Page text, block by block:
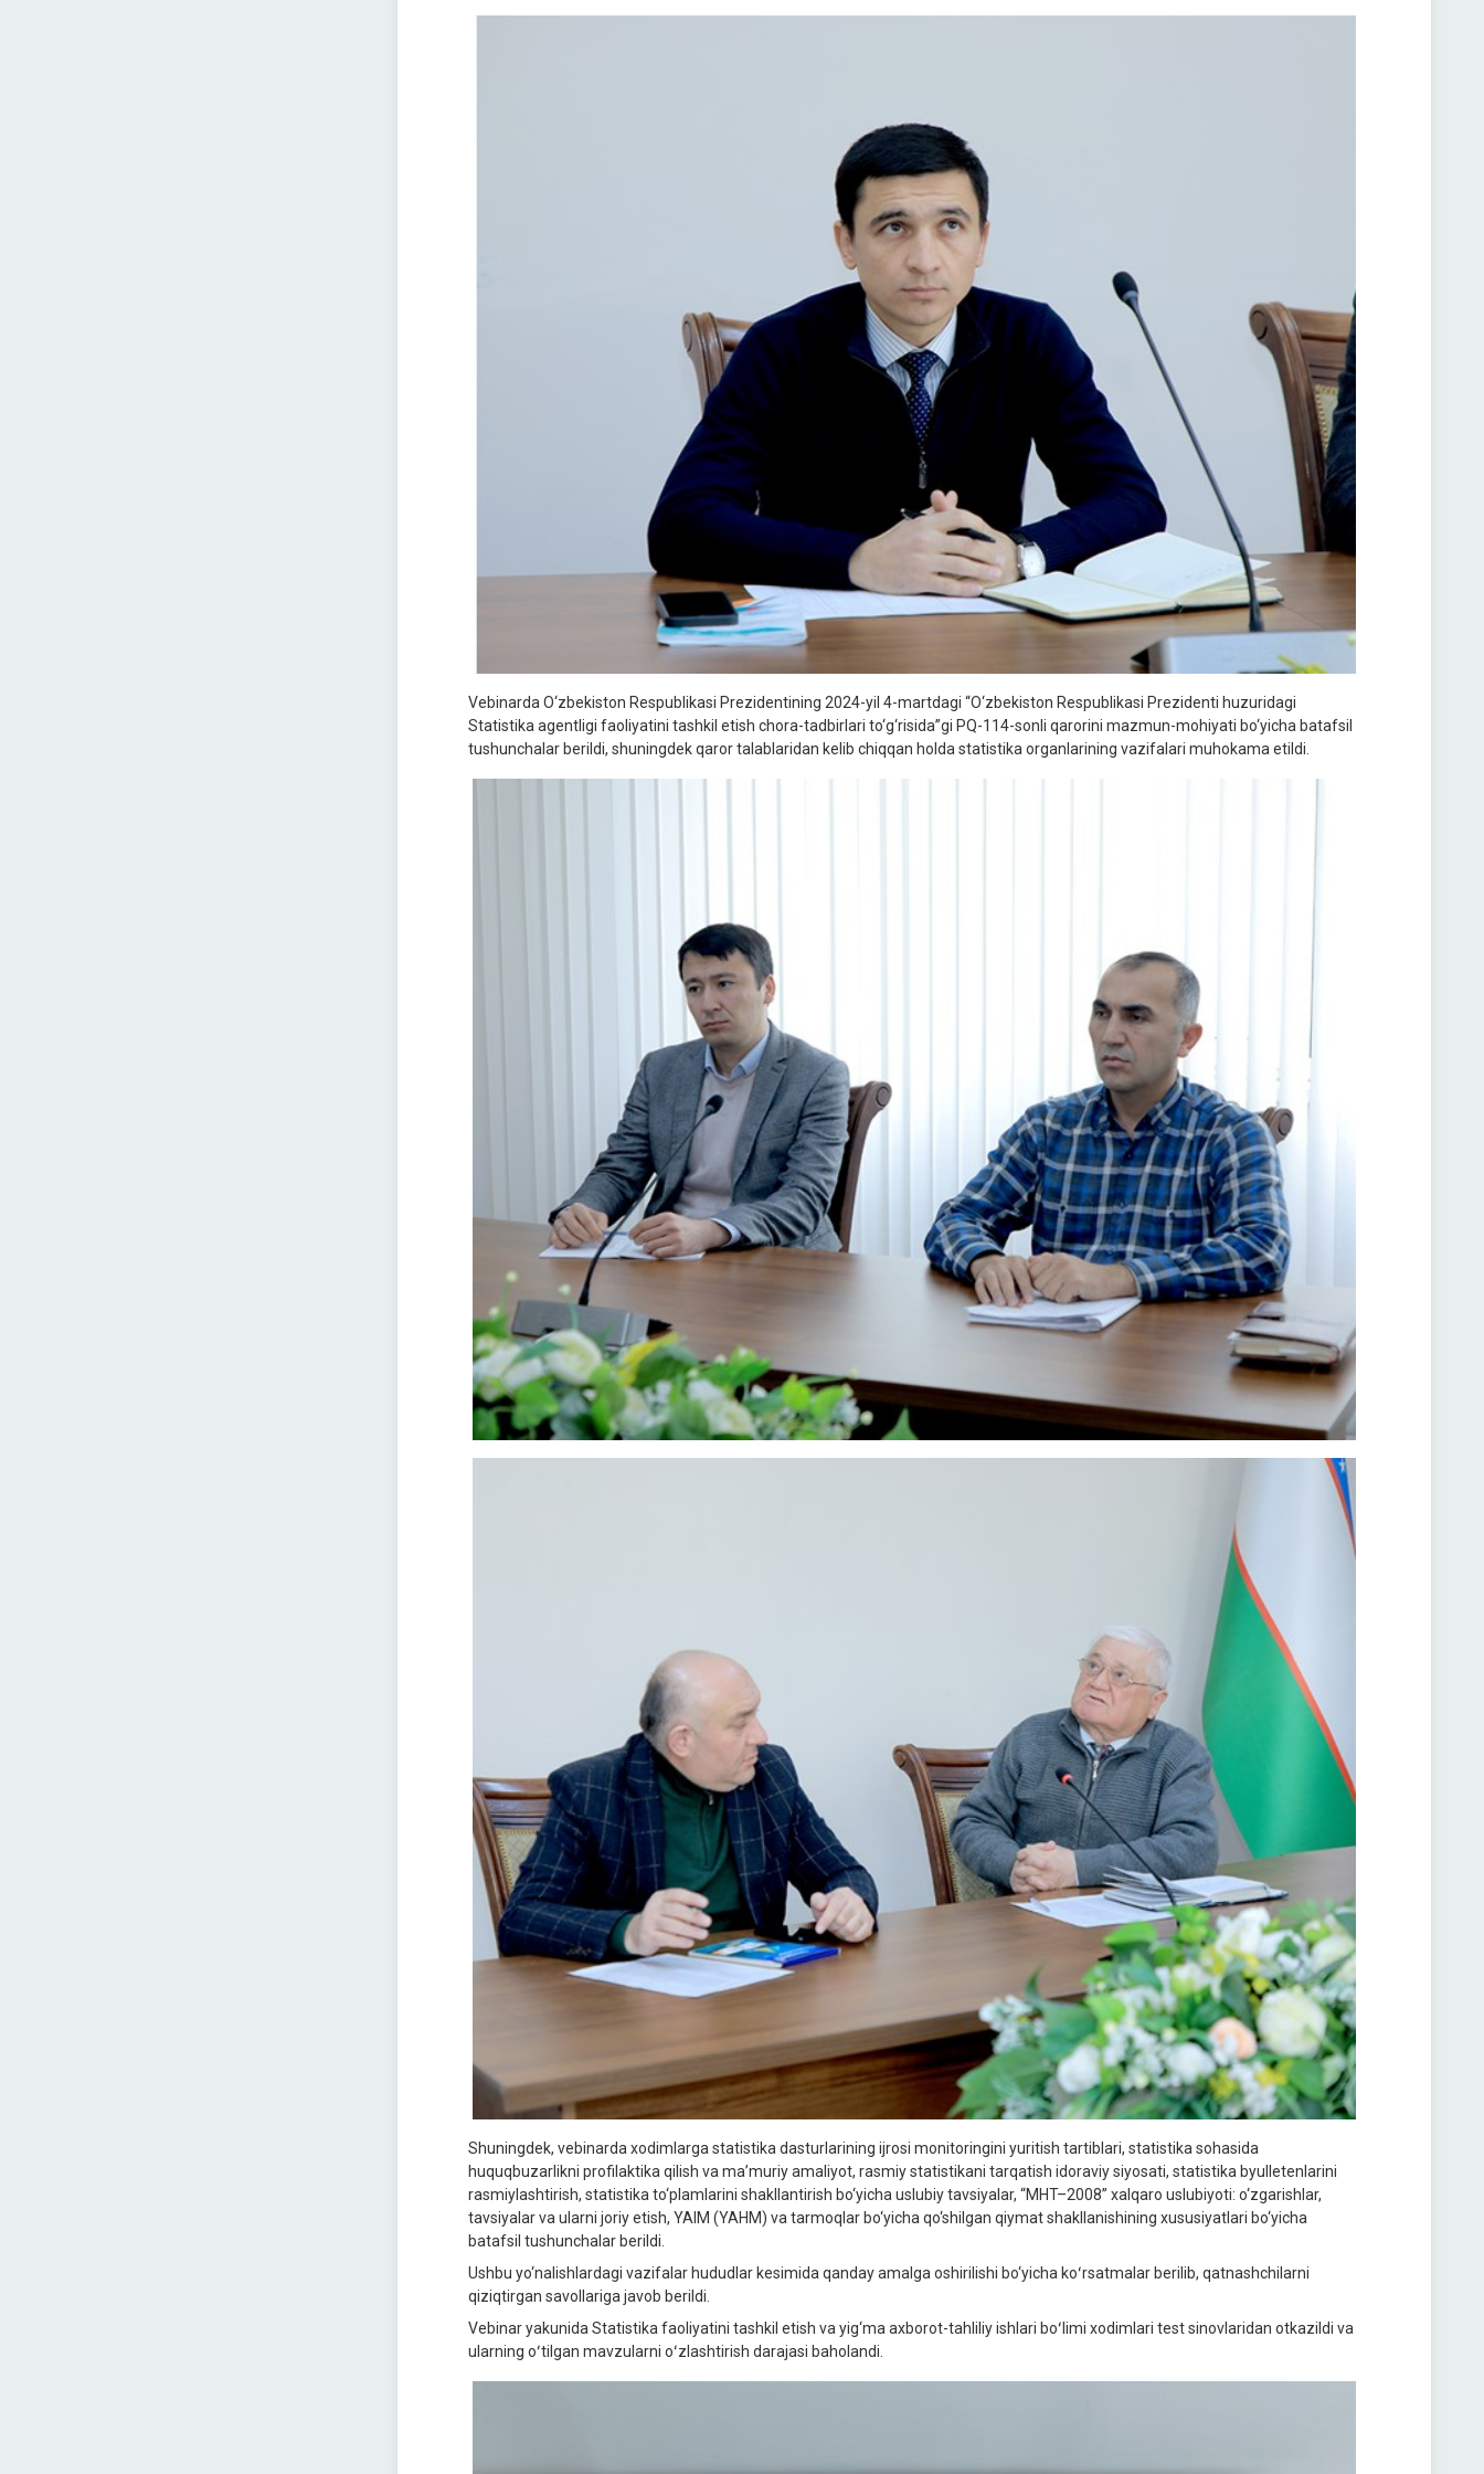
Vebinarda O‘zbekiston Respublikasi Prezidentining 2024-yil 4-martdagi “O‘zbekiston Respublikasi Prezidenti huzuridagi
Statistika agentligi faoliyatini tashkil etish chora-tadbirlari to‘g‘risida”gi PQ-114-sonli qarorini mazmun-mohiyati bo‘yicha batafsil
tushunchalar berildi, shuningdek qaror talablaridan kelib chiqqan holda statistika organlarining vazifalari muhokama etildi.
Shuningdek, vebinarda xodimlarga statistika dasturlarining ijrosi monitoringini yuritish tartiblari, statistika sohasida
huquqbuzarlikni profilaktika qilish va ma’muriy amaliyot, rasmiy statistikani tarqatish idoraviy siyosati, statistika byulletenlarini
rasmiylashtirish, statistika to‘plamlarini shakllantirish bo‘yicha uslubiy tavsiyalar, “MHT–2008” xalqaro uslubiyoti: o‘zgarishlar,
tavsiyalar va ularni joriy etish, YAIM (YAHM) va tarmoqlar bo‘yicha qo‘shilgan qiymat shakllanishining xususiyatlari bo‘yicha
batafsil tushunchalar berildi.
Ushbu yo‘nalishlardagi vazifalar hududlar kesimida qanday amalga oshirilishi bo‘yicha koʻrsatmalar berilib, qatnashchilarni
qiziqtirgan savollariga javob berildi.
Vebinar yakunida Statistika faoliyatini tashkil etish va yig‘ma axborot-tahliliy ishlari boʻlimi xodimlari test sinovlaridan otkazildi va
ularning oʻtilgan mavzularni oʻzlashtirish darajasi baholandi.